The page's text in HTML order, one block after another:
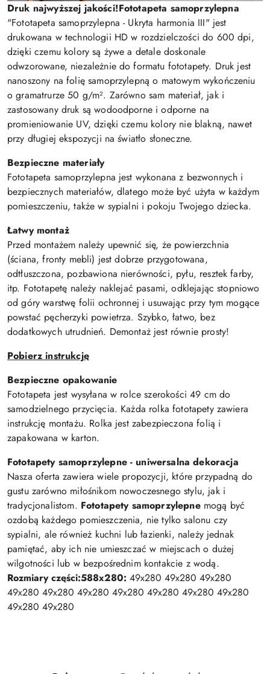
Druk najwyższej jakości!Fototapeta samoprzylepna
"Fototapeta samoprzylepna - Ukryta harmonia III" jest
drukowana w technologii HD w rozdzielczości do 600 dpi,
dzięki czemu kolory są żywe a detale doskonale
odwzorowane, niezależnie do formatu fototapety. Druk jest
nanoszony na folię samoprzylepną o matowym wykończeniu
o gramatrurze 50 g/m². Zarówno sam materiał, jak i
zastosowany druk są wodoodporne i odporne na
promieniowanie UV, dzięki czemu kolory nie blakną, nawet
przy długiej ekspozycji na światło słoneczne.
Bezpieczne materiały
Fototapeta samoprzylepna jest wykonana z bezwonnych i
bezpiecznych materiałów, dlatego może być użyta w każdym
pomieszczeniu, także w sypialni i pokoju Twojego dziecka.
Łatwy montaż
Przed montażem należy upewnić się, że powierzchnia
(ściana, fronty mebli) jest dobrze przygotowana,
odtłuszczona, pozbawiona nierówności, pyłu, resztek farby,
itp. Fototapetę należy naklejać pasami, odklejając stopniowo
od góry warstwę folii ochronnej i usuwając przy tym mogące
powstać pęcherzyki powietrza. Szybko, łatwo, bez
dodatkowych utrudnień. Demontaż jest równie prosty!
Pobierz instrukcję
Bezpieczne opakowanie
Fototapeta jest wysyłana w rolce szerokości 49 cm do
samodzielnego przycięcia. Każda rolka fototapety zawiera
instrukcję montażu. Rolka jest zabezpieczona folią i
zapakowana w karton.
Fototapety samoprzylepne - uniwersalna dekoracja
Nasza oferta zawiera wiele propozycji, które przypadną do
gustu zarówno miłośnikom nowoczesnego stylu, jak i
tradycjonalistom. Fototapety samoprzylepnemogą być
ozdobą każdego pomieszczenia, nie tylko salonu czy
sypialni, ale również kuchni lub łazienki, należy jednak
pamiętać, aby ich nie umieszczać w miejscach o dużej
wilgotności lub w bezpośrednim kontakcie z wodą.
Rozmiary części:588x280: 49x280 49x280 49x280
49x280 49x280 49x280 49x280 49x280 49x280 49x280
49x280 49x280